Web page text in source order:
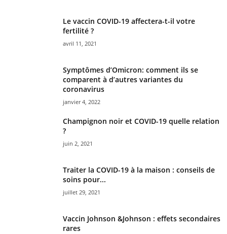
Le vaccin COVID-19 affectera-t-il votre
fertilité ?
avril 11, 2021
Symptômes d’Omicron: comment ils se
comparent à d’autres variantes du
coronavirus
janvier 4, 2022
Champignon noir et COVID-19 quelle relation
?
juin 2, 2021
Traiter la COVID-19 à la maison : conseils de
soins pour...
juillet 29, 2021
Vaccin Johnson &Johnson : effets secondaires
rares